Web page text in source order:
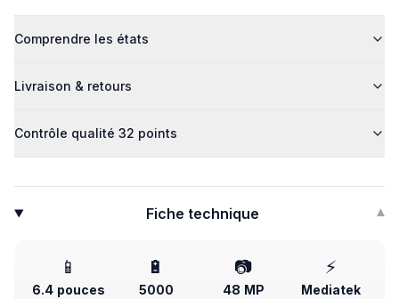
Comprendre les états
Livraison & retours
Contrôle qualité 32 points
Fiche technique ▾
📱
6.4 pouces
🔋
5000
📷
48 MP
⚡
Mediatek